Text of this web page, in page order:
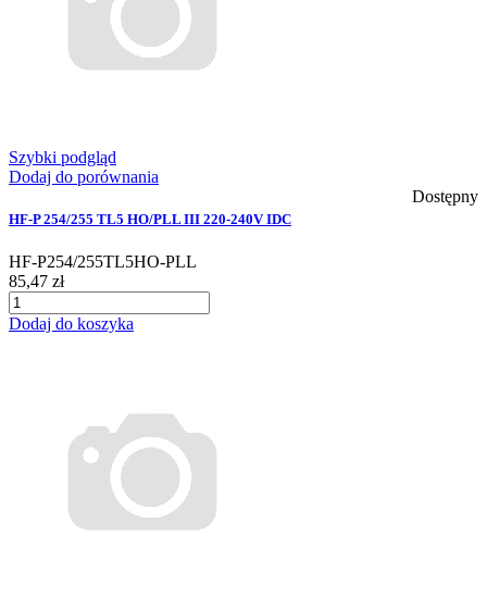
Szybki podgląd
Dodaj do porównania
Dostępny
HF-P 254/255 TL5 HO/PLL III 220-240V IDC
HF-P254/255TL5HO-PLL
85,47 zł
Dodaj do koszyka